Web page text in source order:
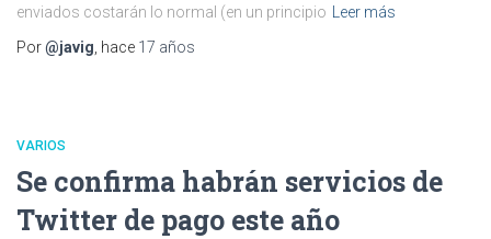
enviados costarán lo normal (en un principio
Leer más
Por@javig , hace 17 años
VARIOS
Se confirma habrán servicios de
Twitter de pago este año